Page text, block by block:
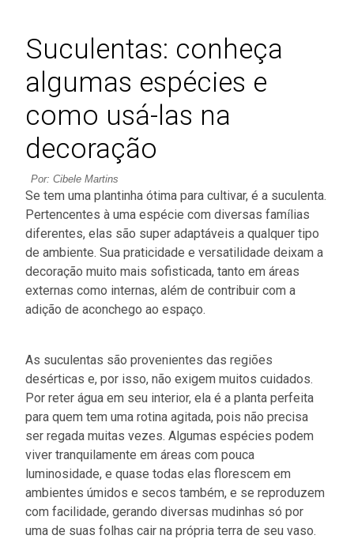
Suculentas: conheça
algumas espécies e
como usá-las na
decoração
Por: Cibele Martins
Se tem uma plantinha ótima para cultivar, é a suculenta.
Pertencentes à uma espécie com diversas famílias
diferentes, elas são super adaptáveis a qualquer tipo
de ambiente. Sua praticidade e versatilidade deixam a
decoração muito mais sofisticada, tanto em áreas
externas como internas, além de contribuir com a
adição de aconchego ao espaço.
As suculentas são provenientes das regiões
desérticas e, por isso, não exigem muitos cuidados.
Por reter água em seu interior, ela é a planta perfeita
para quem tem uma rotina agitada, pois não precisa
ser regada muitas vezes. Algumas espécies podem
viver tranquilamente em áreas com pouca
luminosidade, e quase todas elas florescem em
ambientes úmidos e secos também, e se reproduzem
com facilidade, gerando diversas mudinhas só por
uma de suas folhas cair na própria terra de seu vaso.